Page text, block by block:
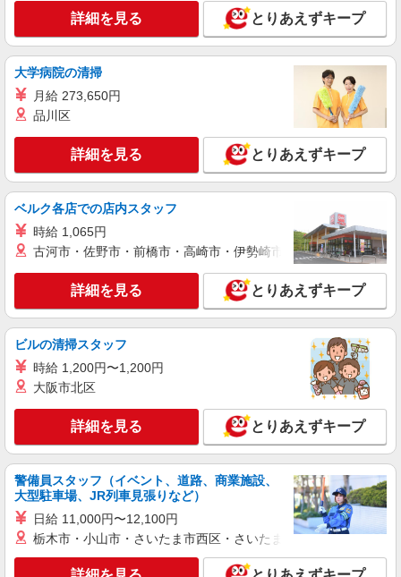
詳細を見る とりあえずキープ
大学病院の清掃
月給 273,650円
品川区
詳細を見る とりあえずキープ
ベルク各店での店内スタッフ
時給 1,065円
古河市・佐野市・前橋市・高崎市・伊勢崎市・太田市・館林市
詳細を見る とりあえずキープ
ビルの清掃スタッフ
時給 1,200円〜1,200円
大阪市北区
詳細を見る とりあえずキープ
警備員スタッフ（イベント、道路、商業施設、
大型駐車場、JR列車見張りなど）
日給 11,000円〜12,100円
栃木市・小山市・さいたま市西区・さいたま市岩槻区・久喜市・